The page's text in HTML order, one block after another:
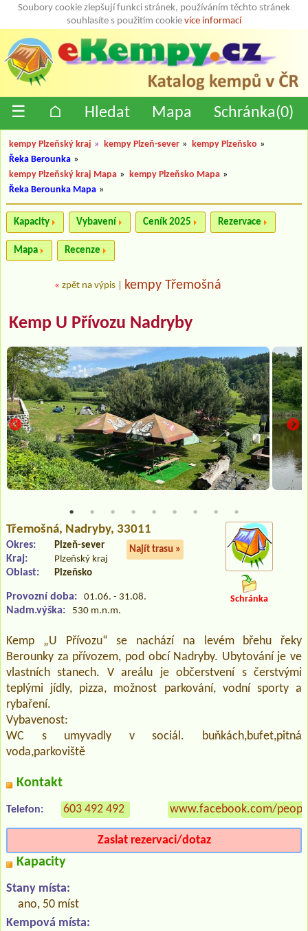
Soubory cookie zlepšují funkci stránek, používáním těchto stránek
souhlasíte s použitím cookie více informací
☰ ⌂ Hledat Mapa Schránka(0)
kempy Plzeňský kraj » kempy Plzeň-sever » kempy Plzeňsko »
Řeka Berounka »
kempy Plzeňský kraj Mapa » kempy Plzeňsko Mapa »
Řeka Berounka Mapa »
Kapacity Vybavení Ceník 2025 Rezervace
Mapa Recenze
« zpět na výpis kempy Třemošná
Kemp U Přívozu Nadryby
Třemošná, Nadryby, 33011
Najít trasu »
Okres: Plzeň-sever
Kraj: Plzeňský kraj
Oblast: Plzeňsko
Provozní doba: 01.06. - 31.08.
Nadm.výška: 530 m.n.m.
Schránka
Kemp „U Přívozu“ se nachází na levém břehu řeky
Berounky za přívozem, pod obcí Nadryby. Ubytování je ve
vlastních stanech. V areálu je občerstvení s čerstvými
teplými jídly, pizza, možnost parkování, vodní sporty a
rybaření.
Vybavenost:
WC s umyvadly v sociál. buňkách,bufet,pitná
voda,parkoviště
Kontakt
Telefon: 603 492 492 www.facebook.com/
Zaslat rezervaci/dotaz
Kapacity
Stany místa:
ano, 50 míst
Kempová místa: